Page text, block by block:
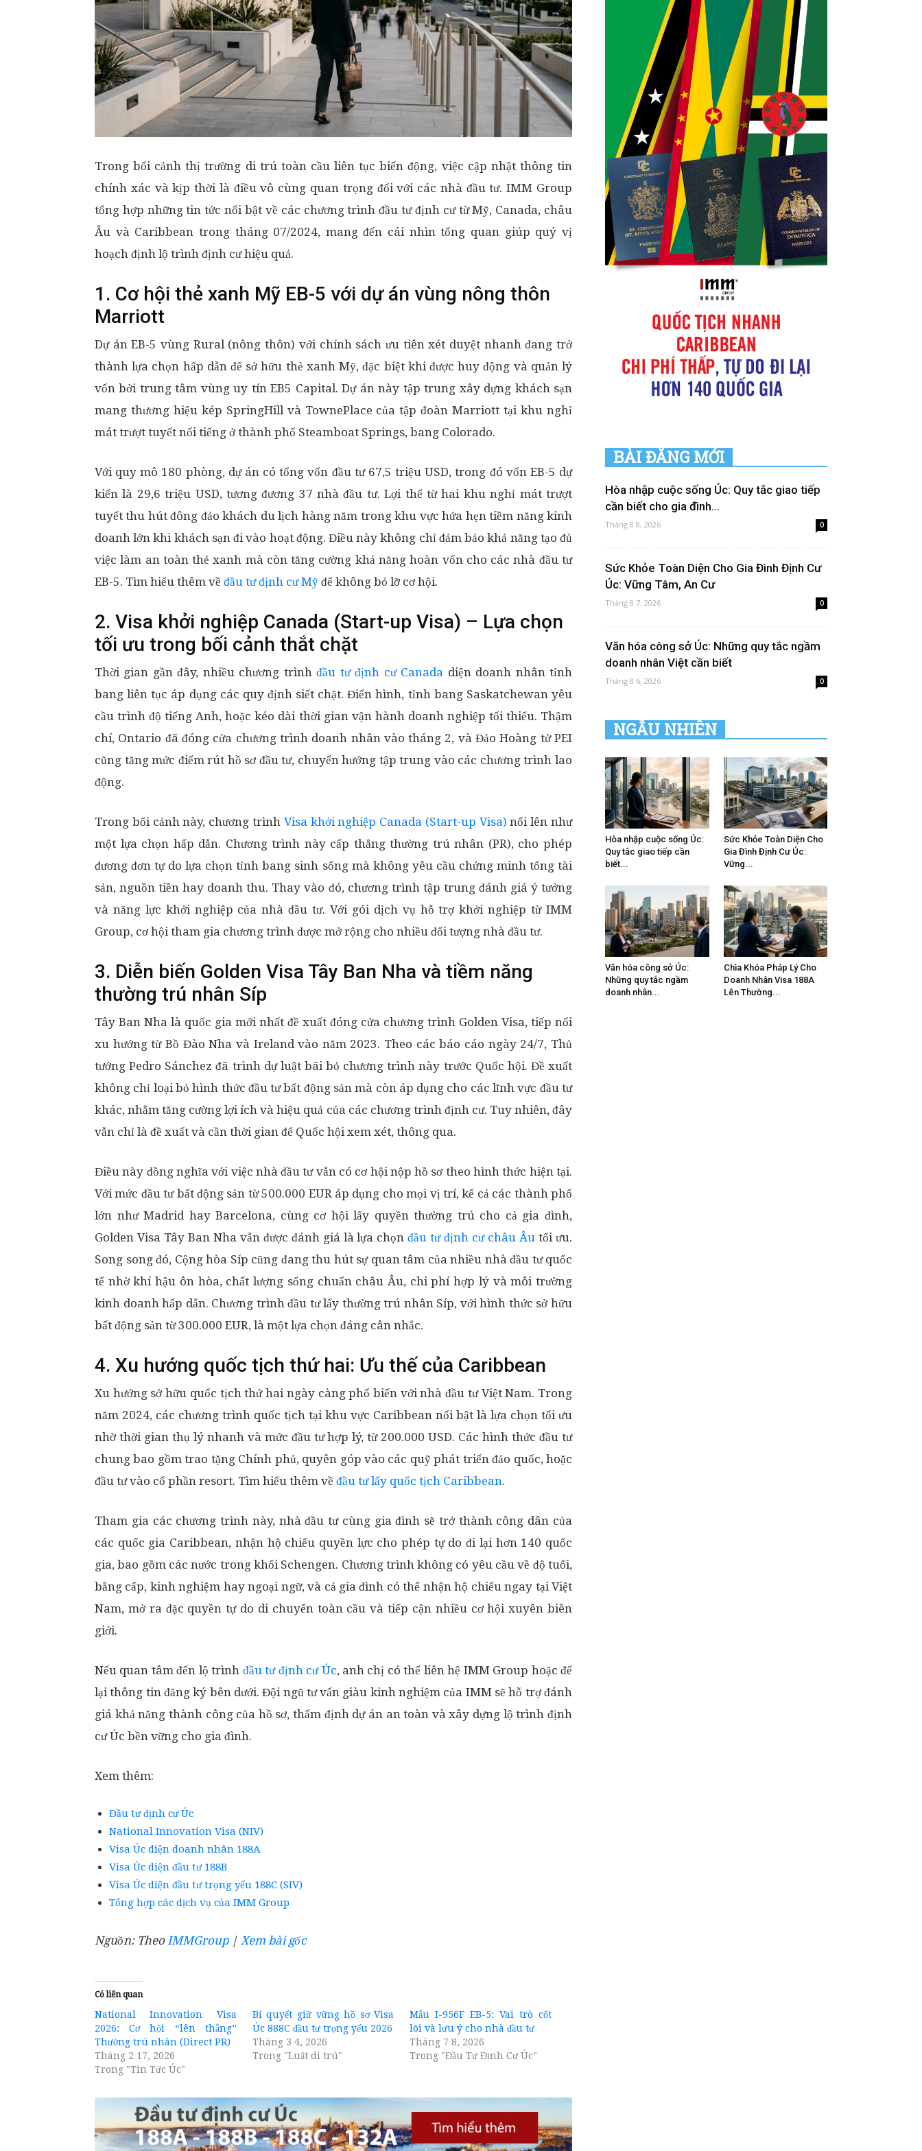
Trong bối cảnh thị trường di trú toàn cầu liên tục biến động, việc cập nhật thông tin
chính xác và kịp thời là điều vô cùng quan trọng đối với các nhà đầu tư. IMM Group
tổng hợp những tin tức nổi bật về các chương trình đầu tư định cư từ Mỹ, Canada, châu
Âu và Caribbean trong tháng 07/2024, mang đến cái nhìn tổng quan giúp quý vị
hoạch định lộ trình định cư hiệu quả.
1. Cơ hội thẻ xanh Mỹ EB-5 với dự án vùng nông thôn
Marriott
Dự án EB-5 vùng Rural (nông thôn) với chính sách ưu tiên xét duyệt nhanh đang trở
thành lựa chọn hấp dẫn để sở hữu thẻ xanh Mỹ, đặc biệt khi được huy động và quản lý
vốn bởi trung tâm vùng uy tín EB5 Capital. Dự án này tập trung xây dựng khách sạn
mang thương hiệu kép SpringHill và TownePlace của tập đoàn Marriott tại khu nghỉ
mát trượt tuyết nổi tiếng ở thành phố Steamboat Springs, bang Colorado.
Với quy mô 180 phòng, dự án có tổng vốn đầu tư 67,5 triệu USD, trong đó vốn EB-5 dự
kiến là 29,6 triệu USD, tương đương 37 nhà đầu tư. Lợi thế từ hai khu nghỉ mát trượt
tuyết thu hút đông đảo khách du lịch hàng năm trong khu vực hứa hẹn tiềm năng kinh
doanh lớn khi khách sạn đi vào hoạt động. Điều này không chỉ đảm bảo khả năng tạo đủ
việc làm an toàn thẻ xanh mà còn tăng cường khả năng hoàn vốn cho các nhà đầu tư
EB-5. Tìm hiểu thêm về đầu tư định cư Mỹ để không bỏ lỡ cơ hội.
2. Visa khởi nghiệp Canada (Start-up Visa) – Lựa chọn
tối ưu trong bối cảnh thắt chặt
Thời gian gần đây, nhiều chương trìnhđầu tư định cư Canada diện doanh nhân tỉnh
bang liên tục áp dụng các quy định siết chặt. Điển hình, tỉnh bang Saskatchewan yêu
cầu trình độ tiếng Anh, hoặc kéo dài thời gian vận hành doanh nghiệp tối thiểu. Thậm
chí, Ontario đã đóng cửa chương trình doanh nhân vào tháng 2, và Đảo Hoàng tử PEI
cũng tăng mức điểm rút hồ sơ đầu tư, chuyển hướng tập trung vào các chương trình lao
động.
Trong bối cảnh này, chương trình Visa khởi nghiệp Canada (Start-up Visa) nổi lên như
một lựa chọn hấp dẫn. Chương trình này cấp thẳng thường trú nhân (PR), cho phép
đương đơn tự do lựa chọn tỉnh bang sinh sống mà không yêu cầu chứng minh tổng tài
sản, nguồn tiền hay doanh thu. Thay vào đó, chương trình tập trung đánh giá ý tưởng
và năng lực khởi nghiệp của nhà đầu tư. Với gói dịch vụ hỗ trợ khởi nghiệp từ IMM
Group, cơ hội tham gia chương trình được mở rộng cho nhiều đối tượng nhà đầu tư.
3. Diễn biến Golden Visa Tây Ban Nha và tiềm năng
thường trú nhân Síp
Tây Ban Nha là quốc gia mới nhất đề xuất đóng cửa chương trình Golden Visa, tiếp nối
xu hướng từ Bồ Đào Nha và Ireland vào năm 2023. Theo các báo cáo ngày 24/7, Thủ
tướng Pedro Sánchez đã trình dự luật bãi bỏ chương trình này trước Quốc hội. Đề xuất
không chỉ loại bỏ hình thức đầu tư bất động sản mà còn áp dụng cho các lĩnh vực đầu tư
khác, nhằm tăng cường lợi ích và hiệu quả của các chương trình định cư. Tuy nhiên, đây
vẫn chỉ là đề xuất và cần thời gian để Quốc hội xem xét, thông qua.
Điều này đồng nghĩa với việc nhà đầu tư vẫn có cơ hội nộp hồ sơ theo hình thức hiện tại.
Với mức đầu tư bất động sản từ 500.000 EUR áp dụng cho mọi vị trí, kể cả các thành phố
lớn như Madrid hay Barcelona, cùng cơ hội lấy quyền thường trú cho cả gia đình,
Golden Visa Tây Ban Nha vẫn được đánh giá là lựa chọnđầu tư định cư châu Âu tối ưu.
Song song đó, Cộng hòa Síp cũng đang thu hút sự quan tâm của nhiều nhà đầu tư quốc
tế nhờ khí hậu ôn hòa, chất lượng sống chuẩn châu Âu, chi phí hợp lý và môi trường
kinh doanh hấp dẫn. Chương trình đầu tư lấy thường trú nhân Síp, với hình thức sở hữu
bất động sản từ 300.000 EUR, là một lựa chọn đáng cân nhắc.
4. Xu hướng quốc tịch thứ hai: Ưu thế của Caribbean
Xu hướng sở hữu quốc tịch thứ hai ngày càng phổ biến với nhà đầu tư Việt Nam. Trong
năm 2024, các chương trình quốc tịch tại khu vực Caribbean nổi bật là lựa chọn tối ưu
nhờ thời gian thụ lý nhanh và mức đầu tư hợp lý, từ 200.000 USD. Các hình thức đầu tư
chung bao gồm trao tặng Chính phủ, quyên góp vào các quỹ phát triển đảo quốc, hoặc
đầu tư vào cổ phần resort. Tìm hiểu thêm về đầu tư lấy quốc tịch Caribbean.
Tham gia các chương trình này, nhà đầu tư cùng gia đình sẽ trở thành công dân của
các quốc gia Caribbean, nhận hộ chiếu quyền lực cho phép tự do đi lại hơn 140 quốc
gia, bao gồm các nước trong khối Schengen. Chương trình không có yêu cầu về độ tuổi,
bằng cấp, kinh nghiệm hay ngoại ngữ, và cả gia đình có thể nhận hộ chiếu ngay tại Việt
Nam, mở ra đặc quyền tự do di chuyển toàn cầu và tiếp cận nhiều cơ hội xuyên biên
giới.
Nếu quan tâm đến lộ trình đầu tư định cư Úc, anh chị có thể liên hệ IMM Group hoặc để
lại thông tin đăng ký bên dưới. Đội ngũ tư vấn giàu kinh nghiệm của IMM sẽ hỗ trợ đánh
giá khả năng thành công của hồ sơ, thẩm định dự án an toàn và xây dựng lộ trình định
cư Úc bền vững cho gia đình.
Xem thêm:
Đầu tư định cư Úc
National Innovation Visa (NIV)
Visa Úc diện doanh nhân 188A
Visa Úc diện đầu tư 188B
Visa Úc diện đầu tư trọng yếu 188C (SIV)
Tổng hợp các dịch vụ của IMM Group
Nguồn: TheoIMMGroup| Xem bài gốc
Có liên quan
National Innovation Visa
2026: Cơ hội “lên thẳng”
Thường trú nhân (Direct PR)
Tháng 2 17, 2026
Trong "Tin Tức Úc"
Bí quyết giữ vững hồ sơ Visa
Úc 888C đầu tư trọng yếu 2026
Tháng 3 4, 2026
Trong "Luật di trú"
Mẫu I-956F EB-5: Vai trò cốt
lõi và lưu ý cho nhà đầu tư
Tháng 7 8, 2026
Trong "Đầu Tư Định Cư Úc"
BÀI ĐĂNG MỚI
Hòa nhập cuộc sống Úc: Quy tắc giao tiếp
cần biết cho gia đình...
Tháng 8 8, 2026 0
Sức Khỏe Toàn Diện Cho Gia Đình Định Cư
Úc: Vững Tâm, An Cư
Tháng 8 7, 2026 0
Văn hóa công sở Úc: Những quy tắc ngầm
doanh nhân Việt cần biết
Tháng 8 6, 2026 0
NGẪU NHIÊN
Hòa nhập cuộc sống Úc:
Quy tắc giao tiếp cần
biết...
Sức Khỏe Toàn Diện Cho
Gia Đình Định Cư Úc:
Vững...
Văn hóa công sở Úc:
Những quy tắc ngầm
doanh nhân...
Chìa Khóa Pháp Lý Cho
Doanh Nhân Visa 188A
Lên Thường...